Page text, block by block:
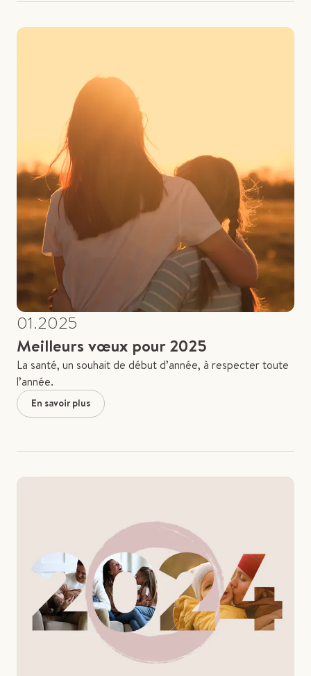
01.2025
Meilleurs vœux pour 2025
La santé, un souhait de début d’année, à respecter toute
l’année.
En savoir plus